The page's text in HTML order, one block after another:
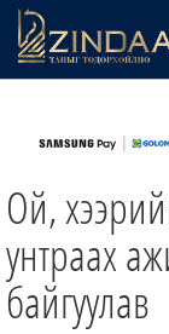
ТВ8
ӨГЛӨӨНИЙ СОНИН
АУДИО ЗОХИОЛ
ЗИНДАА СЭТГҮҮЛ
Ой,
унтраах
байгуулав